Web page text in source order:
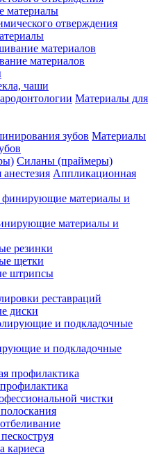
материалы
отверждения
материалов
чаши
Материалы для
Материалы
Силаны (праймеры)
Аппликационная
материалы и
резинки
щетки
штрипсы
реставраций
диски
и подкладочные
чистки
кариеса